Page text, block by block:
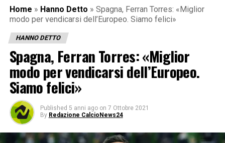
Home » Hanno Detto » Spagna, Ferran Torres: «Miglior
modo per vendicarsi dell’Europeo. Siamo felici»
HANNO DETTO
Spagna, Ferran Torres: «Miglior
modo per vendicarsi dell’Europeo.
Siamo felici»
Published 5 anni ago on 7 Ottobre 2021
By Redazione CalcioNews24